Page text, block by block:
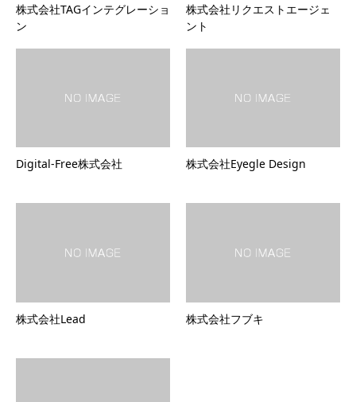
株式会社TAGインテグレーショ
ン
株式会社リクエストエージェ
ント
Digital-Free株式会社 株式会社Eyegle Design
株式会社Lead 株式会社フブキ